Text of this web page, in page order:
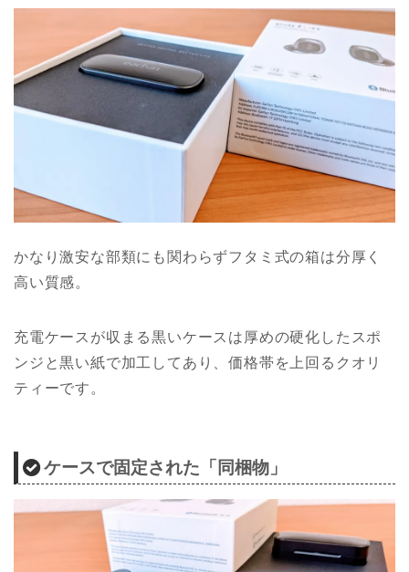
かなり激安な部類にも関わらずフタミ式の箱は分厚く
高い質感。
充電ケースが収まる黒いケースは厚めの硬化したスポ
ンジと黒い紙で加工してあり、価格帯を上回るクオリ
ティーです。
ケースで固定された「同梱物」